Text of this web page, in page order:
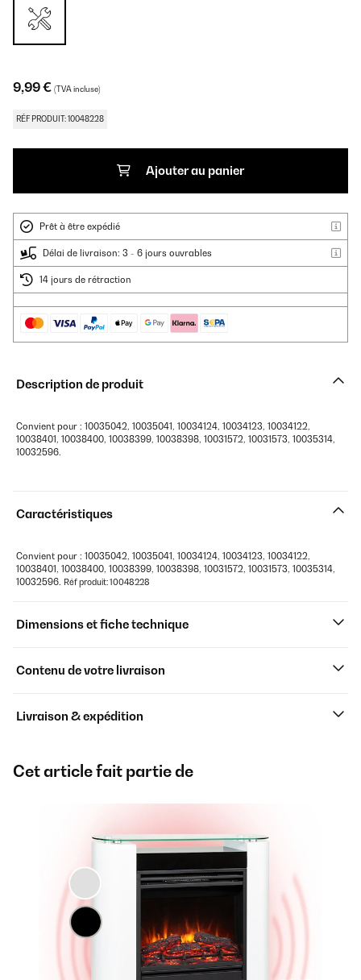
9,99 € (TVA incluse)
RÉF PRODUIT: 10048228
Ajouter au panier
Prêt à être expédié
Délai de livraison: 3 - 6 jours ouvrables
14 jours de rétraction
Description de produit
Convient pour : 10035042, 10035041, 10034124, 10034123, 10034122,
10038401, 10038400, 10038399, 10038398, 10031572, 10031573, 10035314,
10032596.
Caractéristiques
Convient pour : 10035042, 10035041, 10034124, 10034123, 10034122,
10038401, 10038400, 10038399, 10038398, 10031572, 10031573, 10035314,
10032596. Réf produit: 10048228
Dimensions et fiche technique
Contenu de votre livraison
Livraison & expédition
Cet article fait partie de